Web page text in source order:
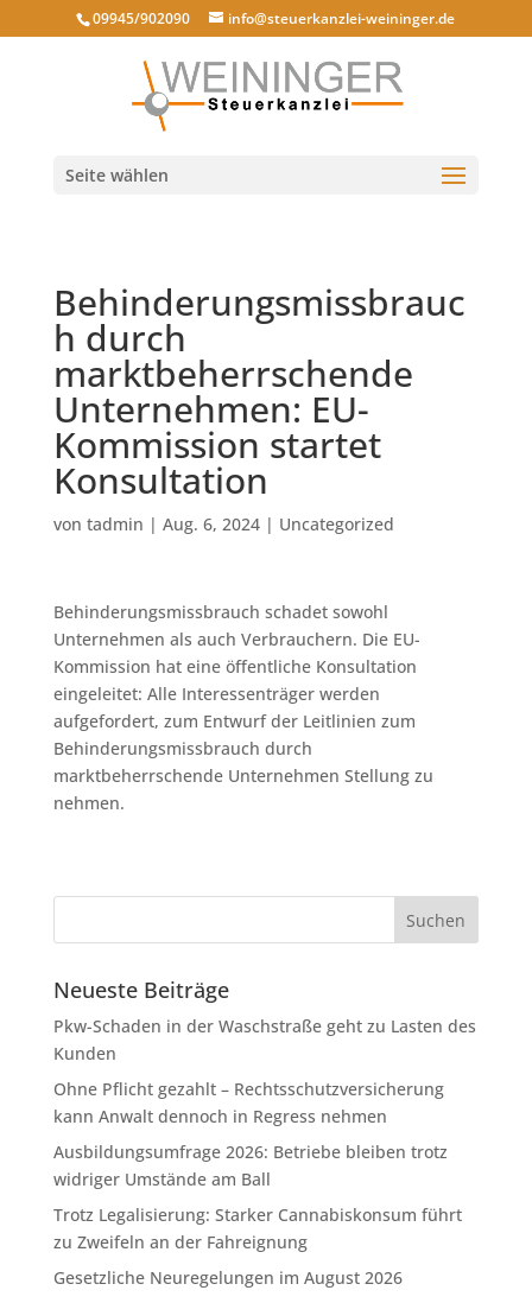
09945/902090 info@steuerkanzlei-weininger.de
Seite wählen
Behinderungsmissbrauc
h durch
marktbeherrschende
Unternehmen: EU-
Kommission startet
Konsultation
von tadmin | Aug. 6, 2024| Uncategorized
Behinderungsmissbrauch schadet sowohl
Unternehmen als auch Verbrauchern. Die EU-
Kommission hat eine öffentliche Konsultation
eingeleitet: Alle Interessenträger werden
aufgefordert, zum Entwurf der Leitlinien zum
Behinderungsmissbrauch durch
marktbeherrschende Unternehmen Stellung zu
nehmen.
Neueste Beiträge
Pkw-Schaden in der Waschstraße geht zu Lasten des
Kunden
Ohne Pflicht gezahlt – Rechtsschutzversicherung
kann Anwalt dennoch in Regress nehmen
Ausbildungsumfrage 2026: Betriebe bleiben trotz
widriger Umstände am Ball
Trotz Legalisierung: Starker Cannabiskonsum führt
zu Zweifeln an der Fahreignung
Gesetzliche Neuregelungen im August 2026